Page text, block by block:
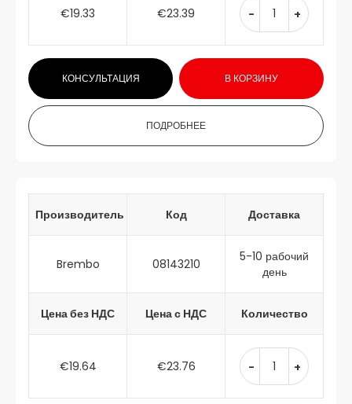
€19.33 €23.39 - +
КОНСУЛЬТАЦИЯ В КОРЗИНУ
ПОДРОБНЕЕ
Производитель Код Доставка
Brembo 08143210
5-10 рабочий
день
Цена без НДС Цена с НДС Количество
€19.64 €23.76 - +